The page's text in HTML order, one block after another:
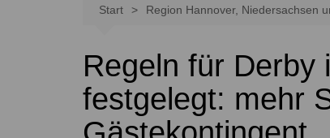
Bolzum
Evern
Gretenberg
Aligse
Hämelerwald
Immensen
Kolshorn
Uetze
LEADER und
Land
Start Region Hannover, Niedersachsen
Regeln für Derby
festgelegt: mehr